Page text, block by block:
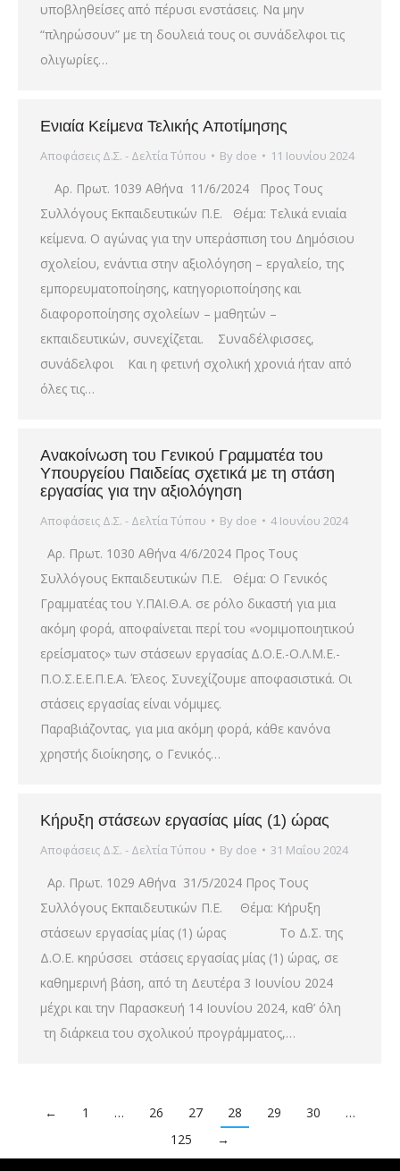
υποβληθείσες από πέρυσι ενστάσεις. Να μην
“πληρώσουν” με τη δουλειά τους οι συνάδελφοι τις
ολιγωρίες…
Ενιαία Κείμενα Τελικής Αποτίμησης
Αποφάσεις Δ.Σ. - Δελτία Τύπου By doe 11 Ιουνίου 2024
Αρ. Πρωτ. 1039 Αθήνα 11/6/2024 Προς Τους
Συλλόγους Εκπαιδευτικών Π.Ε. Θέμα: Τελικά ενιαία
κείμενα. Ο αγώνας για την υπεράσπιση του Δημόσιου
σχολείου, ενάντια στην αξιολόγηση – εργαλείο, της
εμπορευματοποίησης, κατηγοριοποίησης και
διαφοροποίησης σχολείων – μαθητών –
εκπαιδευτικών, συνεχίζεται. Συναδέλφισσες,
συνάδελφοι Και η φετινή σχολική χρονιά ήταν από
όλες τις…
Ανακοίνωση του Γενικού Γραμματέα του
Υπουργείου Παιδείας σχετικά με τη στάση
εργασίας για την αξιολόγηση
Αποφάσεις Δ.Σ. - Δελτία Τύπου By doe 4 Ιουνίου 2024
Αρ. Πρωτ. 1030 Αθήνα 4/6/2024 Προς Τους
Συλλόγους Εκπαιδευτικών Π.Ε. Θέμα: Ο Γενικός
Γραμματέας του Υ.ΠΑΙ.Θ.Α. σε ρόλο δικαστή για μια
ακόμη φορά, αποφαίνεται περί του «νομιμοποιητικού
ερείσματος» των στάσεων εργασίας Δ.Ο.Ε.-Ο.Λ.Μ.Ε.-
Π.Ο.Σ.Ε.Ε.Π.Ε.Α. Έλεος. Συνεχίζουμε αποφασιστικά. Οι
στάσεις εργασίας είναι νόμιμες.
Παραβιάζοντας, για μια ακόμη φορά, κάθε κανόνα
χρηστής διοίκησης, ο Γενικός…
Κήρυξη στάσεων εργασίας μίας (1) ώρας
Αποφάσεις Δ.Σ. - Δελτία Τύπου By doe 31 Μαΐου 2024
Αρ. Πρωτ. 1029 Αθήνα 31/5/2024 Προς Τους
Συλλόγους Εκπαιδευτικών Π.Ε. Θέμα: Κήρυξη
στάσεων εργασίας μίας (1) ώρας Το Δ.Σ. της
Δ.Ο.Ε. κηρύσσει στάσεις εργασίας μίας (1) ώρας, σε
καθημερινή βάση, από τη Δευτέρα 3 Ιουνίου 2024
μέχρι και την Παρασκευή 14 Ιουνίου 2024, καθ’ όλη
τη διάρκεια του σχολικού προγράμματος,…
← 1 … 26 27 28 29 30
…
125
→